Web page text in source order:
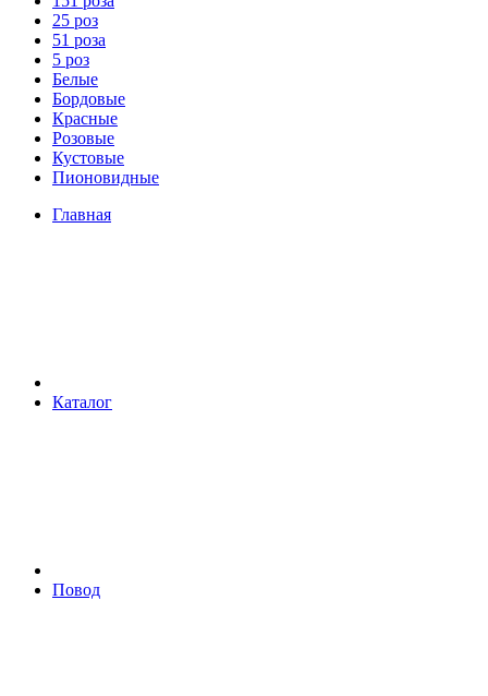
25 роз
51 роза
5 роз
Белые
Бордовые
Красные
Розовые
Кустовые
Пионовидные
Главная
Каталог
Повод